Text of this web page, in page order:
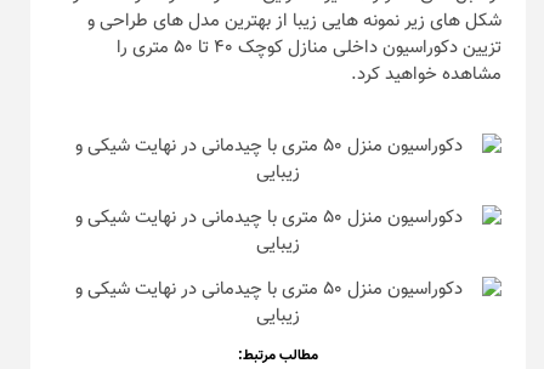
شکل های زیر نمونه هایی زیبا از بهترین مدل های طراحی و
تزیین دکوراسیون داخلی منازل کوچک ۴۰ تا ۵۰ متری را
مشاهده خواهید کرد.
مطالب مرتبط: